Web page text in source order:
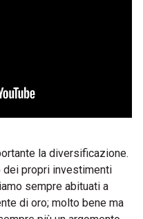
la diversificazione.
dei propri investimenti
sempre abituati a
di oro; molto bene ma